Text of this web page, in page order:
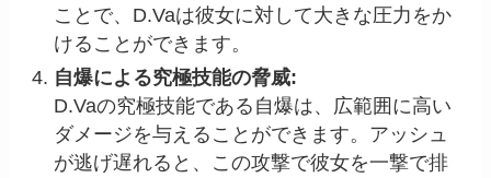
ことで、D.Vaは彼女に対して大きな圧力をか
けることができます。
自爆による究極技能の脅威:
D.Vaの究極技能である自爆は、広範囲に高い
ダメージを与えることができます。アッシュ
が逃げ遅れると、この攻撃で彼女を一撃で排